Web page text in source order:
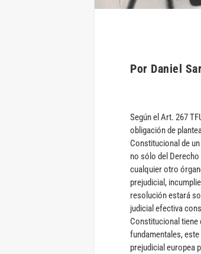
Por Daniel
Según el Art. 267
obligación de
Constitucional de
no sólo del
cualquier otro
prejudicial,
resolución estará
judicial efectiva
Constitucional
fundamentales,
prejudicial europea